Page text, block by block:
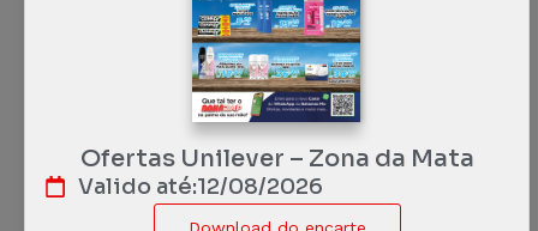
Ofertas Unilever – Zona da Mata
Valido até:12/08/2026